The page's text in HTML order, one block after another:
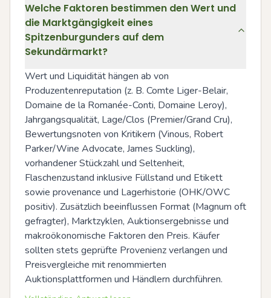
Welche Faktoren bestimmen den Wert und
die Marktgängigkeit eines
Spitzenburgunders auf dem
Sekundärmarkt?
Wert und Liquidität hängen ab von
Produzentenreputation (z. B. Comte Liger-Belair,
Domaine de la Romanée-Conti, Domaine Leroy),
Jahrgangsqualität, Lage/Clos (Premier/Grand Cru),
Bewertungsnoten von Kritikern (Vinous, Robert
Parker/Wine Advocate, James Suckling),
vorhandener Stückzahl und Seltenheit,
Flaschenzustand inklusive Füllstand und Etikett
sowie provenance und Lagerhistorie (OHK/OWC
positiv). Zusätzlich beeinflussen Format (Magnum oft
gefragter), Marktzyklen, Auktionsergebnisse und
makroökonomische Faktoren den Preis. Käufer
sollten stets geprüfte Provenienz verlangen und
Preisvergleiche mit renommierten
Auktionsplattformen und Händlern durchführen.